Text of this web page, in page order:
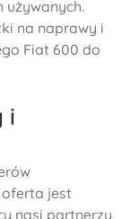
używanych.
na naprawy i
Fiat 600 do
i
jest
nasi partnerzy